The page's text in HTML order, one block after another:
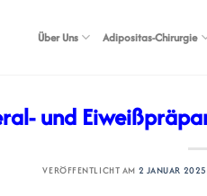
Über Uns Adipositas-Chirurgie
und
VERÖFFENTLICHT AM 2 JANUAR 2025